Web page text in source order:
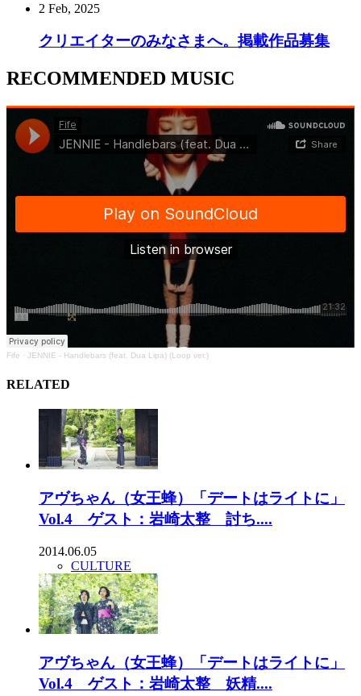
2 Feb, 2025
クリエイターのみなさまへ。掲載作品募集
RECOMMENDED MUSIC
Fife · JENNIE - Handlebars (feat. Dua Lipa) (Loop ver.)
RELATED
アヴちゃん（女王蜂）「デートはライトに」
Vol.4 ゲスト：岩崎太整 討ち....
2014.06.05
CULTURE
アヴちゃん（女王蜂）「デートはライトに」
Vol.4 ゲスト：岩崎太整 妖精....